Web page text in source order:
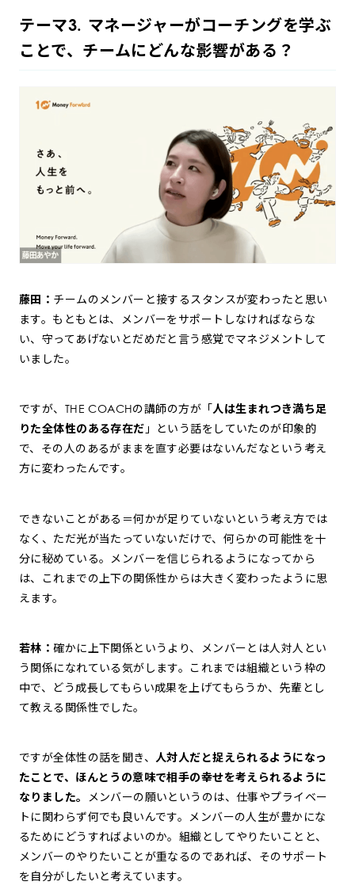
テーマ3. マネージャーがコーチングを学ぶ
ことで、チームにどんな影響がある？
藤田： チームのメンバーと接するスタンスが変わったと思い
ます。もともとは、メンバーをサポートしなければならな
い、守ってあげないとだめだと言う感覚でマネジメントして
いました。
ですが、THE COACHの講師の方が「人は生まれつき満ち足
りた全体性のある存在だ 」という話をしていたのが印象的
で、その人のあるがままを直す必要はないんだなという考え
方に変わったんです。
できないことがある＝何かが足りていないという考え方では
なく、ただ光が当たっていないだけで、何らかの可能性を十
分に秘めている。メンバーを信じられるようになってから
は、これまでの上下の関係性からは大きく変わったように思
えます。
若林：確かに上下関係というより、メンバーとは人対人とい
う関係になれている気がします。これまでは組織という枠の
中で、どう成長してもらい成果を上げてもらうか、先輩とし
て教える関係性でした。
ですが全体性の話を聞き、
人対人だと捉えられるようになっ
たことで、ほんとうの意味で相手の幸せを考えられるように
なりました。
メンバーの願いというのは、仕事やプライベー
トに関わらず何でも良いんです。メンバーの人生が豊かにな
るためにどうすればよいのか。組織としてやりたいことと、
メンバーのやりたいことが重なるのであれば、そのサポート
を自分がしたいと考えています。